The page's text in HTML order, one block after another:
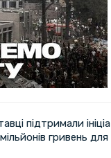
підтримали
мільйонів гривень